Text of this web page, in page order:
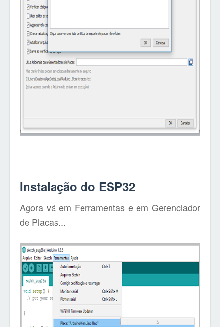
Instalação do ESP32
Agora vá em Ferramentas e em Gerenciador
de Placas...